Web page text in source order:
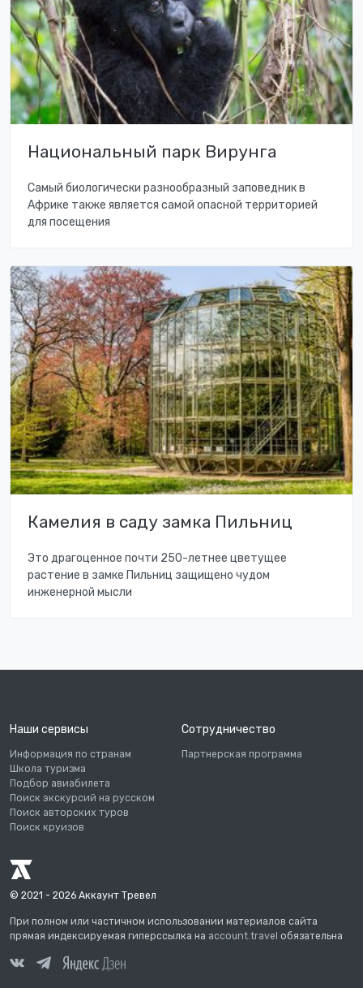
Национальный парк Вирунга
Самый биологически разнообразный заповедник в
Африке также является самой опасной территорией
для посещения
Камелия в саду замка Пильниц
Это драгоценное почти 250-летнее цветущее
растение в замке Пильниц защищено чудом
инженерной мысли
Наши сервисы
Информация по странам
Школа туризма
Подбор авиабилета
Поиск экскурсий на русском
Поиск авторских туров
Поиск круизов
Сотрудничество
Партнерская программа
© 2021 - 2026 Аккаунт Тревел
При полном или частичном использовании материалов сайта
прямая индексируемая гиперссылка на account.travel обязательна